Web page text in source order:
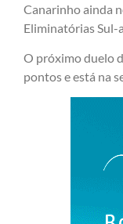
Canarinho ainda
Eliminatórias Sul-
O próximo duelo
pontos e está na